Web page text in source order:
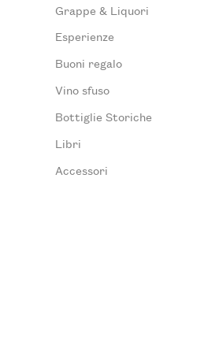
Grappe & Liquori
Esperienze
Buoni regalo
Vino sfuso
Bottiglie Storiche
Libri
Accessori